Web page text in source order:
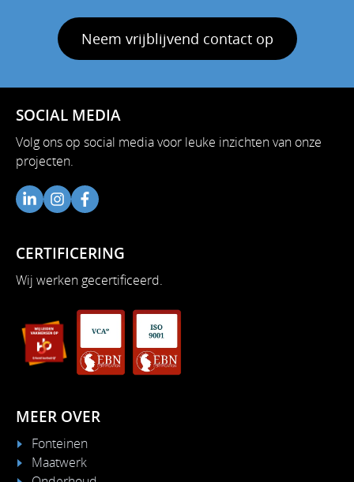
Neem vrijblijvend contact op
SOCIAL MEDIA
Volg ons op social media voor leuke inzichten van onze
projecten.
CERTIFICERING
Wij werken gecertificeerd.
MEER OVER
Fonteinen
Maatwerk